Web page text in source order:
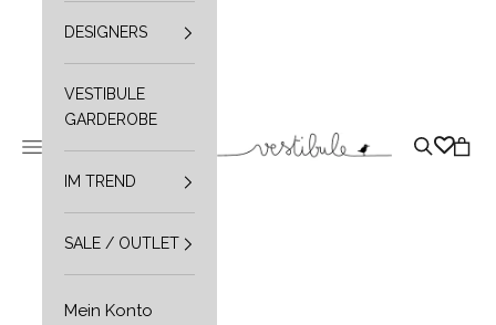
Vestibule
Navigationsmenü öffnen Suche
DESIGNERS
VESTIBULE
GARDEROBE
IM TREND
SALE / OUTLET
Mein Konto